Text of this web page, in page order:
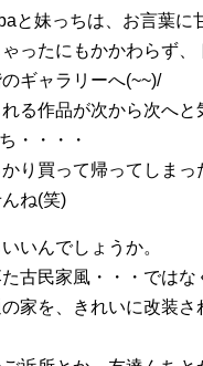
と妹っちは、お言葉に
ったにもかかわらず、
ギャラリーへ(~~)/
る作品が次から次へと
・・・・
り買って帰ってしまっ
ね(笑)
いんでしょうか。
古民家風・・・ではな
家を、きれいに改装さ